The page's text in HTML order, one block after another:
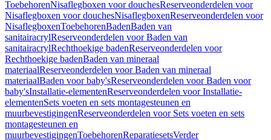
ToebehorenNisaflegboxen voor douchesReserveonderdelen voor
Nisaflegboxen voor douchesNisaflegboxenReserveonderdelen voor
NisaflegboxenToebehorenBadenBaden van
sanitairacrylReserveonderdelen voor Baden van
sanitairacrylRechthoekige badenReserveonderdelen voor
Rechthoekige badenBaden van mineraal
materiaalReserveonderdelen voor Baden van mineraal
materiaalBaden voor baby'sReserveonderdelen voor Baden voor
baby'sInstallatie-elementenReserveonderdelen voor Installatie-
elementenSets voeten en sets montagesteunen en
muurbevestigingenReserveonderdelen voor Sets voeten en sets
montagesteunen en
muurbevestigingenToebehorenReparatiesetsVerder